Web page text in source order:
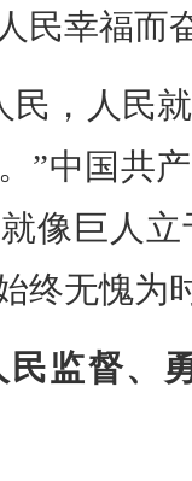
民幸福而
民，人民
”中国共
像巨人
终无愧为
民监督、